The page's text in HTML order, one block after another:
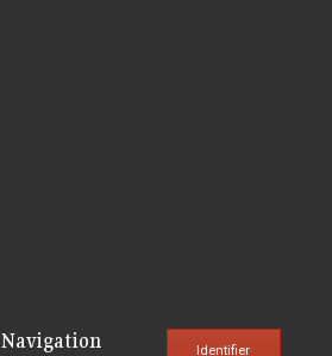
Navigation Identifier